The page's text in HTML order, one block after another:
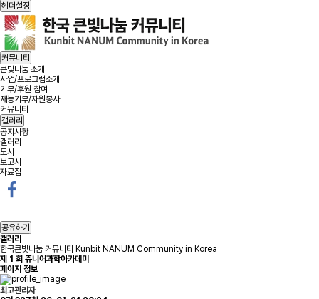
헤더설정
커뮤니티
큰빛나눔 소개
사업/프로그램소개
기부/후원 참여
재능기부/자원봉사
커뮤니티
갤러리
공지사항
갤러리
도서
보고서
자료집
공유하기
갤러리
한국큰빛나눔 커뮤니티 Kunbit NANUM Community in Korea
제 1 회 쥬니어과학아카데미
페이지 정보
최고관리자